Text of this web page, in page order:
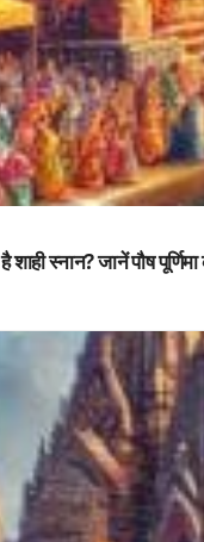
स्नान? जानें पौष